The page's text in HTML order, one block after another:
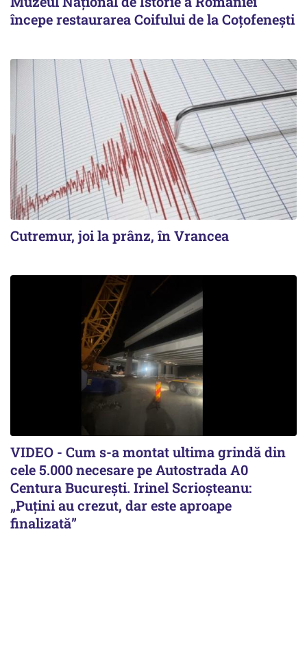
începe restaurarea Coifului de la Coțofenești
Cutremur, joi la prânz, în Vrancea
VIDEO - Cum s-a montat ultima grindă din
cele 5.000 necesare pe Autostrada A0
Centura București. Irinel Scrioșteanu:
„Puțini au crezut, dar este aproape
finalizată”